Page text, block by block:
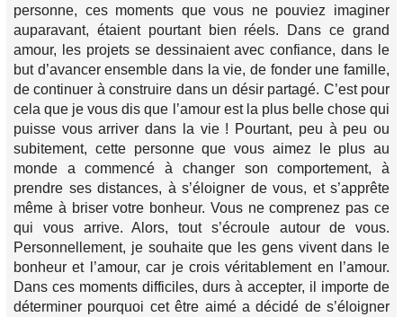
personne, ces moments que vous ne pouviez imaginer
auparavant, étaient pourtant bien réels. Dans ce grand
amour, les projets se dessinaient avec confiance, dans le
but d’avancer ensemble dans la vie, de fonder une famille,
de continuer à construire dans un désir partagé. C’est pour
cela que je vous dis que l’amour est la plus belle chose qui
puisse vous arriver dans la vie ! Pourtant, peu à peu ou
subitement, cette personne que vous aimez le plus au
monde a commencé à changer son comportement, à
prendre ses distances, à s’éloigner de vous, et s’apprête
même à briser votre bonheur. Vous ne comprenez pas ce
qui vous arrive. Alors, tout s’écroule autour de vous.
Personnellement, je souhaite que les gens vivent dans le
bonheur et l’amour, car je crois véritablement en l’amour.
Dans ces moments difficiles, durs à accepter, il importe de
déterminer pourquoi cet être aimé a décidé de s’éloigner